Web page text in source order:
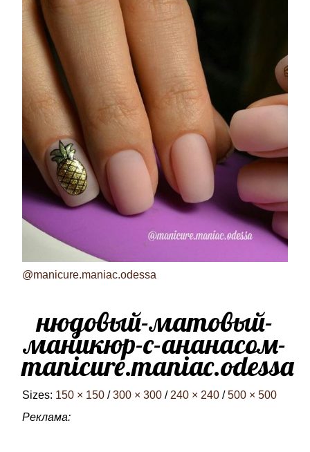
@manicure.maniac.odessa
нюдовый-матовый-
маникюр-с-ананасом-
manicure.maniac.odessa
Sizes: 150 × 150 / 300 × 300 / 240 × 240 / 500 × 500
Реклама: